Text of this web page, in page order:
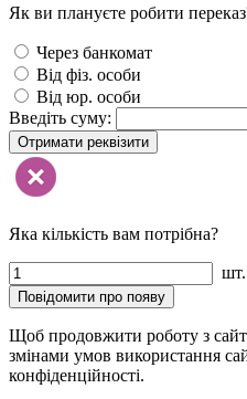
Як ви плануєте робити
Через банкомат
Від фіз. особи
Від юр. особи
Введіть суму:
Отримати реквізити
Яка кількість вам потрібна?
шт.
Повідомити про появу
Щоб продовжити роботу з
змінами умов використання
конфіденційності.